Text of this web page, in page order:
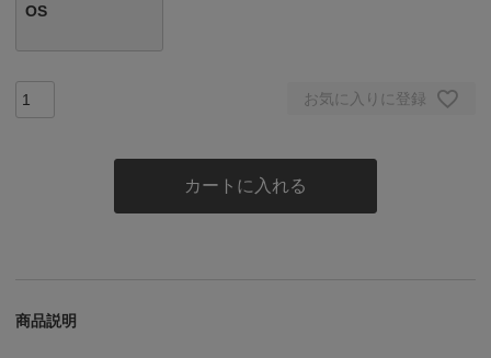
OS
お気に入りに登録
カートに入れる
商品説明